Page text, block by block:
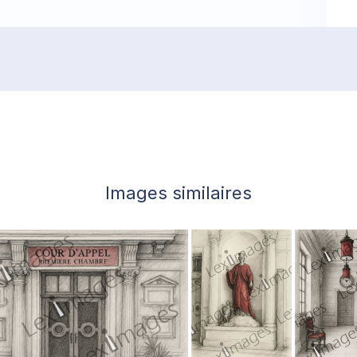
Images similaires